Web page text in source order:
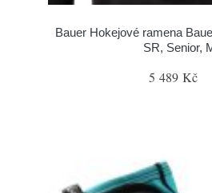
Bauer Hokejové ramena
SR, Senior,
5 489 Kč